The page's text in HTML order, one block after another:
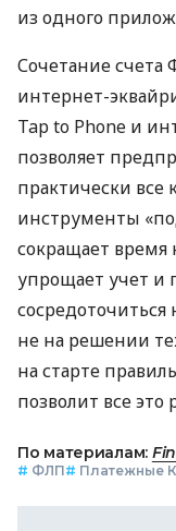
из одного
Сочетание счета
интернет-
Tap to Phone и
позволяет
практически
инструменты
сокращает
упрощает учет и
сосредоточиться
не на решении
на старте
позволит все это
По материалам:
# ФЛП# Платежные